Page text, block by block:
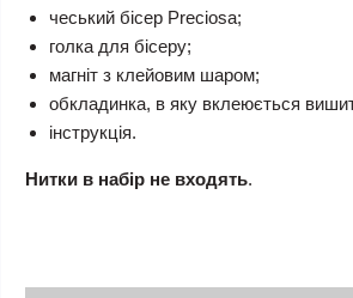
чеський бісер Preciosa;
голка для бісеру;
магніт з клейовим шаром;
обкладинка, в яку вклеюється
інструкція.
Нитки в набір не входять.